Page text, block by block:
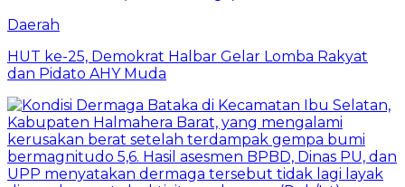
Daerah
HUT ke-25, Demokrat Halbar Gelar Lomba Rakyat
dan Pidato AHY Muda